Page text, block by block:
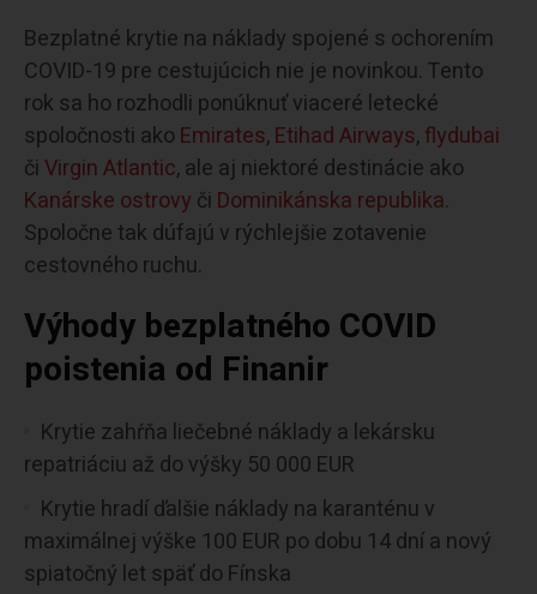
Bezplatné krytie na náklady spojené s ochorením
COVID-19 pre cestujúcich nie je novinkou. Tento
rok sa ho rozhodli ponúknuť viaceré letecké
spoločnosti ako Emirates, Etihad Airways, flydubai
či Virgin Atlantic, ale aj niektoré destinácie ako
Kanárske ostrovy či Dominikánska republika.
Spoločne tak dúfajú v rýchlejšie zotavenie
cestovného ruchu.
Výhody bezplatného COVID
poistenia od Finanir
Krytie zahŕňa liečebné náklady a lekársku
repatriáciu až do výšky 50 000 EUR
Krytie hradí ďalšie náklady na karanténu v
maximálnej výške 100 EUR po dobu 14 dní a nový
spiatočný let späť do Fínska